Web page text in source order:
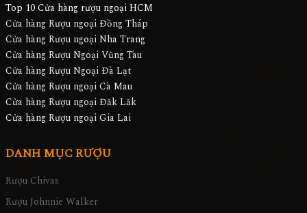
Top 10 Cửa hàng rượu ngoại HCM
Cửa hàng Rượu ngoại Đồng Tháp
Cửa hàng Rượu ngoại Nha Trang
Cửa hàng Rượu Ngoại Vũng Tàu
Cửa hàng Rượu Ngoại Đà Lạt
Cửa hàng Rượu ngoại Cà Mau
Cửa hàng Rượu ngoại Đăk Lăk
Cửa hàng Rượu ngoại Gia Lai
DANH MỤC RƯỢU
Rượu Chivas
Rượu Johnnie Walker